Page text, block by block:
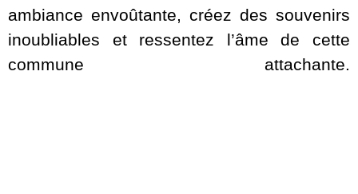
ambiance envoûtante, créez des souvenirs
inoubliables et ressentez l’âme de cette
commune attachante.